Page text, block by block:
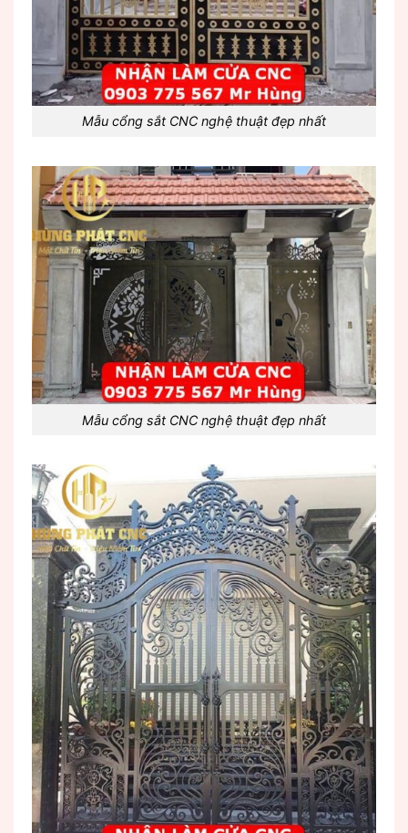
Mẫu cổng sắt CNC nghệ thuật đẹp nhất
Mẫu cổng sắt CNC nghệ thuật đẹp nhất